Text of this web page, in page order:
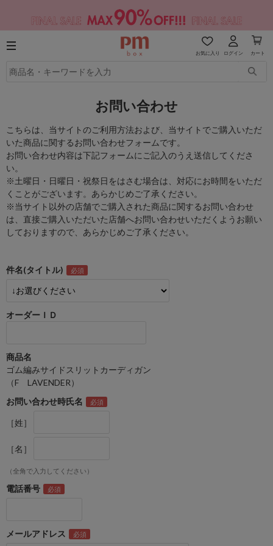
お気に入り ログイン カート
お問い合わせ
こちらは、当サイトのご利用方法および、当サイトでご購入いただ
いた商品に関するお問い合わせフォームです。
お問い合わせ内容は下記フォームにご記入のうえ送信してくださ
い。
※土曜日・日曜日・祝祭日をはさむ場合は、対応にお時間をいただ
くことがございます。あらかじめご了承ください。
※当サイト以外の店舗でご購入された商品に関するお問い合わせ
は、直接ご購入いただいた店舗へお問い合わせいただくようお願い
しておりますので、あらかじめご了承ください。
件名(タイトル)
オーダーＩＤ
商品名
ゴム編みサイドスリットカーディガン
（F LAVENDER）
お問い合わせ時氏名
［姓］
［名］
（全角で入力してください）
電話番号
メールアドレス